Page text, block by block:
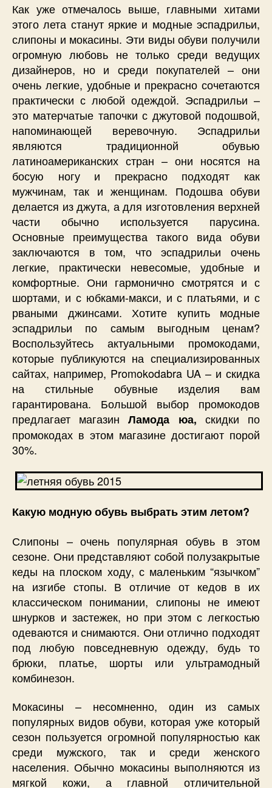
Как уже отмечалось выше, главными хитами
этого лета станут яркие и модные эспадрильи,
слипоны и мокасины. Эти виды обуви получили
огромную любовь не только среди ведущих
дизайнеров, но и среди покупателей – они
очень легкие, удобные и прекрасно сочетаются
практически с любой одеждой. Эспадрильи –
это матерчатые тапочки с джутовой подошвой,
напоминающей веревочную. Эспадрильи
являются традиционной обувью
латиноамериканских стран – они носятся на
босую ногу и прекрасно подходят как
мужчинам, так и женщинам. Подошва обуви
делается из джута, а для изготовления верхней
части обычно используется парусина.
Основные преимущества такого вида обуви
заключаются в том, что эспадрильи очень
легкие, практически невесомые, удобные и
комфортные. Они гармонично смотрятся и с
шортами, и с юбками-макси, и с платьями, и с
рваными джинсами. Хотите купить модные
эспадрильи по самым выгодным ценам?
Воспользуйтесь актуальными промокодами,
которые публикуются на специализированных
сайтах, например, Promokodabra UA – и скидка
на стильные обувные изделия вам
гарантирована. Большой выбор промокодов
предлагает магазинЛамода юа, скидки по
промокодах в этом магазине достигают порой
30%.
Какую модную обувь выбрать этим летом?
Слипоны – очень популярная обувь в этом
сезоне. Они представляют собой полузакрытые
кеды на плоском ходу, с маленьким “язычком”
на изгибе стопы. В отличие от кедов в их
классическом понимании, слипоны не имеют
шнурков и застежек, но при этом с легкостью
одеваются и снимаются. Они отлично подходят
под любую повседневную одежду, будь то
брюки, платье, шорты или ультрамодный
комбинезон.
Мокасины – несомненно, один из самых
популярных видов обуви, которая уже который
сезон пользуется огромной популярностью как
среди мужского, так и среди женского
населения. Обычно мокасины выполняются из
мягкой кожи, а главной отличительной